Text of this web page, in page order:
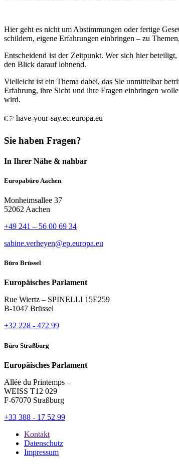
Hier geht es nicht um Abstimmungen oder fertige
schildern, eigene Erfahrungen einbringen – zu
Entscheidend ist der Zeitpunkt. Wer sich hier
den Blick darauf lohnend.
Vielleicht ist ein Thema dabei, das Sie unmittelbar
Erfahrung, ihre Sicht und ihre Fragen einbringen
wird.
👉 have-your-say.ec.europa.eu
Sie haben Fragen?
In Ihrer Nähe & nahbar
Europabüro Aachen
Monheimsallee 37
52062 Aachen
+49 241 – 56 00 69 34
sabine.verheyen@ep.europa.eu
Büro Brüssel
Europäisches Parlament
Rue Wiertz – SPINELLI 15E259
B-1047 Brüssel
+32 228 - 472 99
Büro Straßburg
Europäisches Parlament
Allée du Printemps –
WEISS T12 029
F-67070 Straßburg
+33 388 - 17 52 99
Kontakt
Datenschutz
Impressum